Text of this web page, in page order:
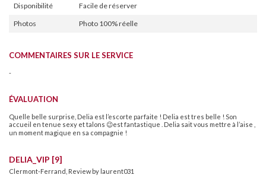
Disponibilité
Facile de réserver
Photos
Photo 100% réelle
COMMENTAIRES SUR LE SERVICE
-
ÉVALUATION
Quelle belle surprise, Delia est l’escorte parfaite ! Delia est tres belle ! Son
accueil en tenue sexy et talons 😉est fantastique . Delia sait vous mettre à l’aise ,
un moment magique en sa compagnie !
DELIA_VIP [9]
Clermont-Ferrand, Review by laurent031